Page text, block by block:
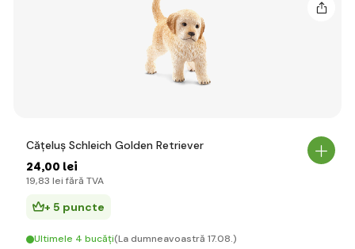
Cățeluș Schleich Golden Retriever
24,00 lei
19,83 lei fără TVA
+ 5 puncte
Ultimele 4 bucăți(La dumneavoastră 17.08.)